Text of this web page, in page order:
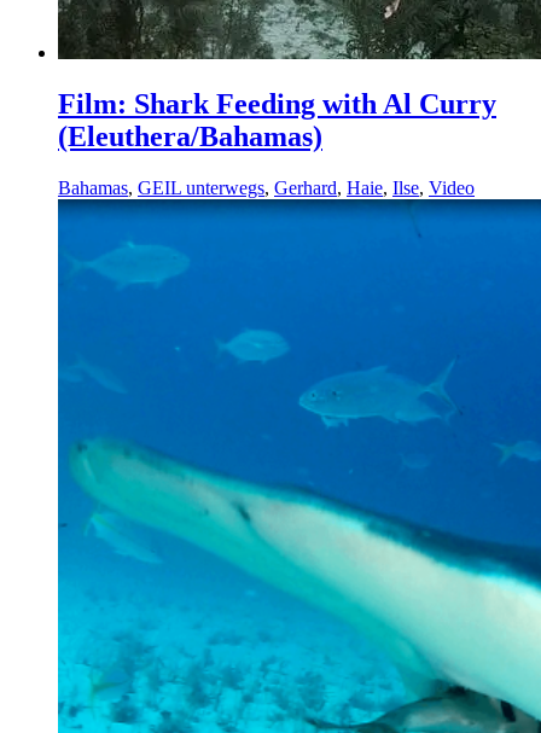
Film: Shark Feeding with Al Curry
(Eleuthera/Bahamas)
Bahamas, GEIL unterwegs, Gerhard, Haie, Ilse, Video